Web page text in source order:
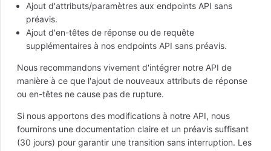
Ajout d'attributs/paramètres aux endpoints API sans
préavis.
Ajout d'en-têtes de réponse ou de requête
supplémentaires à nos endpoints API sans préavis.
Nous recommandons vivement d'intégrer notre API de
manière à ce que l'ajout de nouveaux attributs de réponse
ou en-têtes ne cause pas de rupture.
Si nous apportons des modifications à notre API, nous
fournirons une documentation claire et un préavis suffisant
(30 jours) pour garantir une transition sans interruption. Les